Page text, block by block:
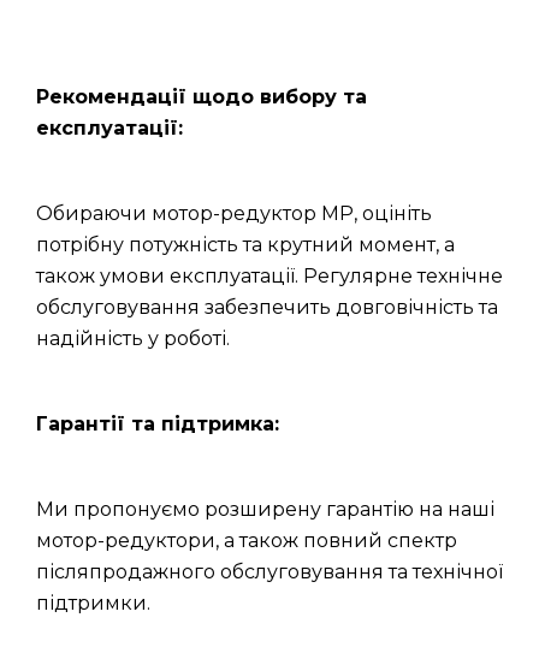
Рекомендації щодо вибору та
експлуатації:
Обираючи мотор-редуктор МР, оцініть
потрібну потужність та крутний момент, а
також умови експлуатації. Регулярне технічне
обслуговування забезпечить довговічність та
надійність у роботі.
Гарантії та підтримка:
Ми пропонуємо розширену гарантію на наші
мотор-редуктори, а також повний спектр
післяпродажного обслуговування та технічної
підтримки.